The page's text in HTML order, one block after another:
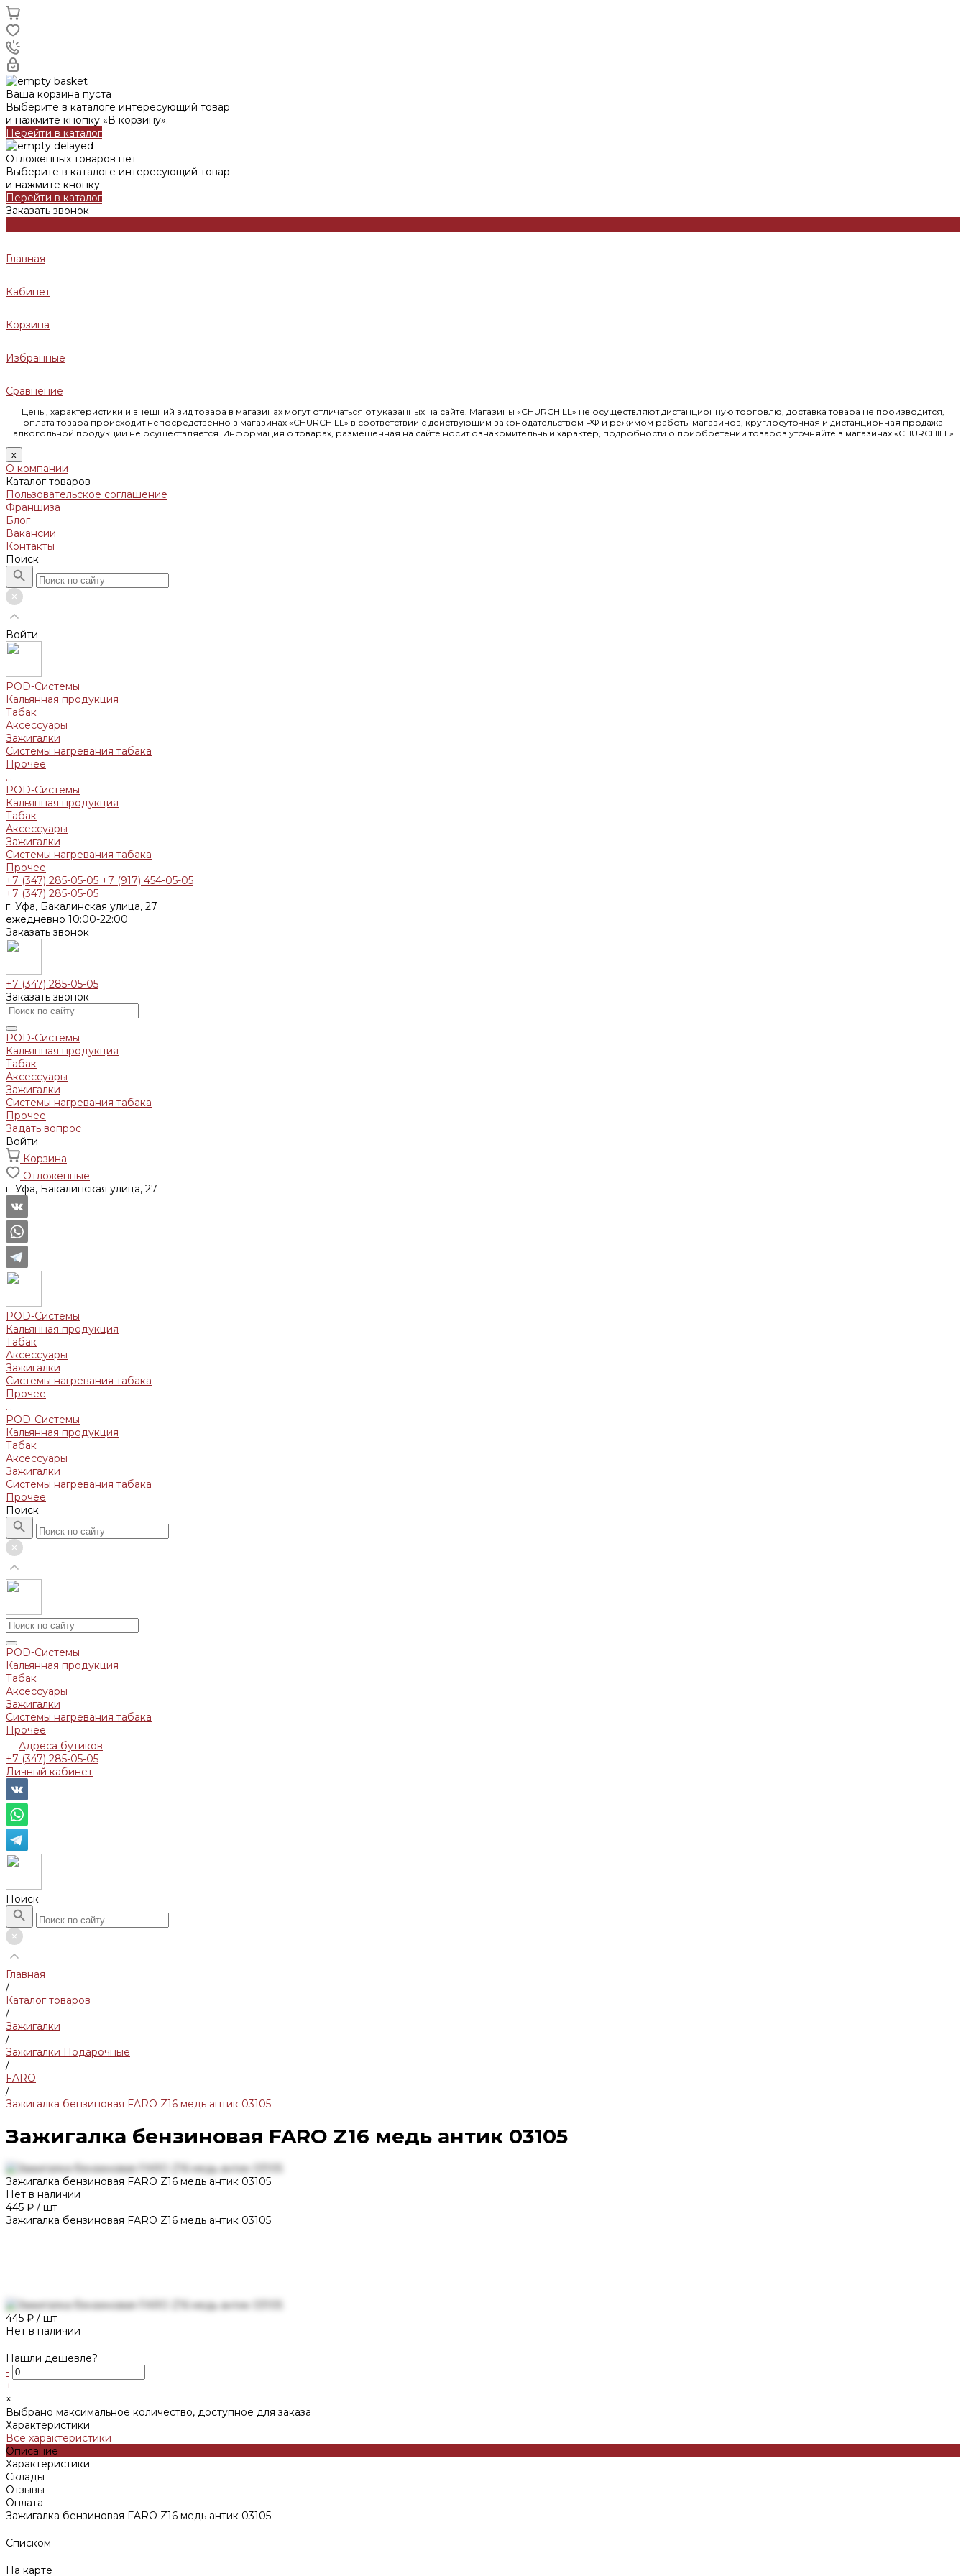
Ваша корзина пуста
Выберите в каталоге интересующий товар
и нажмите кнопку «В корзину».
Перейти в каталог
Отложенных товаров нет
Выберите в каталоге интересующий товар
и нажмите кнопку
Перейти в каталог
Заказать звонок
Главная
Кабинет
Корзина
Избранные
Сравнение
Цены, характеристики и внешний вид товара в магазинах могут отличаться от указанных на сайте. Магазины «CHURCHILL» не осуществляют дистанционную торговлю, доставка товара не производится,
оплата товара происходит непосредственно в магазинах «CHURCHILL» в соответствии с действующим законодательством РФ и режимом работы магазинов, круглосуточная и дистанционная продажа
алкогольной продукции не осуществляется. Информация о товарах, размещенная на сайте носит ознакомительный характер, подробности о приобретении товаров уточняйте в магазинах «CHURCHILL»
x
О компании
Каталог товаров
Пользовательское соглашение
Франшиза
Блог
Вакансии
Контакты
Поиск
Войти
POD-Системы
Кальянная продукция
Табак
Аксессуары
Зажигалки
Системы нагревания табака
Прочее
...
POD-Системы
Кальянная продукция
Табак
Аксессуары
Зажигалки
Системы нагревания табака
Прочее
+7 (347) 285-05-05 +7 (917) 454-05-05
+7 (347) 285-05-05
г. Уфа, Бакалинская улица, 27
ежедневно 10:00-22:00
Заказать звонок
+7 (347) 285-05-05
Заказать звонок
POD-Системы
Кальянная продукция
Табак
Аксессуары
Зажигалки
Системы нагревания табака
Прочее
Задать вопрос
Войти
Корзина
Отложенные
г. Уфа, Бакалинская улица, 27
POD-Системы
Кальянная продукция
Табак
Аксессуары
Зажигалки
Системы нагревания табака
Прочее
...
POD-Системы
Кальянная продукция
Табак
Аксессуары
Зажигалки
Системы нагревания табака
Прочее
Поиск
POD-Системы
Кальянная продукция
Табак
Аксессуары
Зажигалки
Системы нагревания табака
Прочее
Адреса бутиков
+7 (347) 285-05-05
Личный кабинет
Поиск
Главная
/
Каталог товаров
/
Зажигалки
/
Зажигалки Подарочные
/
FARO
/
Зажигалка бензиновая FARO Z16 медь антик 03105
Зажигалка бензиновая FARO Z16 медь антик 03105
Зажигалка бензиновая FARO Z16 медь антик 03105
Нет в наличии
445 ₽ / шт
Зажигалка бензиновая FARO Z16 медь антик 03105
445 ₽ / шт
Нет в наличии
Нашли дешевле?
-
+
×
Выбрано максимальное количество, доступное для заказа
Характеристики
Все характеристики
Описание
Характеристики
Склады
Отзывы
Оплата
Зажигалка бензиновая FARO Z16 медь антик 03105
Списком
На карте